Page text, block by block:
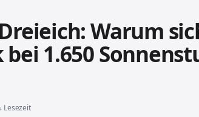
Warum
1.650
Lesezeit